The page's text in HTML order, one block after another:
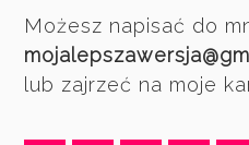
Możesz napisać do
lub zajrzeć na moje